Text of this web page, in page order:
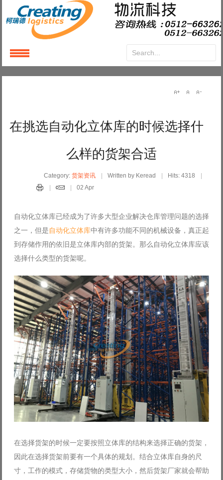
在挑选自动化立体库的时候选择什
么样的货架合适
Category:货架资讯 Written by Keread
Hits: 4318
02 Apr
自动化立体库已经成为了许多大型企业解决仓库管理问题的选择
之一，但是自动化立体库中有许多功能不同的机械设备，真正起
到存储作用的依旧是立体库内部的货架。那么自动化立体库应该
选择什么类型的货架呢。
在选择货架的时候一定要按照立体库的结构来选择正确的货架，
因此在选择货架前要有一个具体的规划。结合立体库自身的尺
寸，工作的模式，存储货物的类型大小，然后货架厂家就会帮助
LoginorRegister
Remember Me
Log in with Facebook
Forgot your password?
Forgot your username?